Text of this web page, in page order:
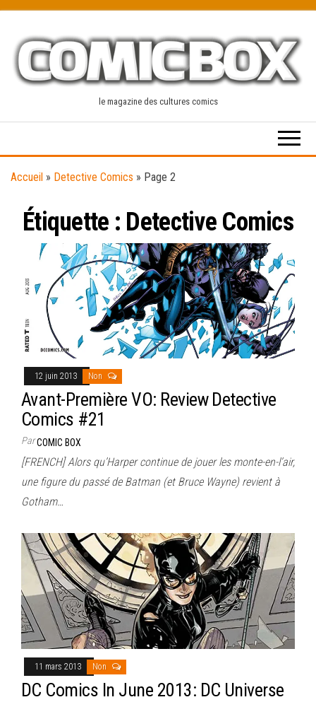
content
le magazine des cultures comics
Accueil » Detective Comics » Page 2
Étiquette : Detective Comics
12 juin 2013 Non
Avant-Première VO: Review Detective
Comics #21
ParCOMIC BOX
[FRENCH] Alors qu’Harper continue de jouer les monte-en-l’air,
une figure du passé de Batman (et Bruce Wayne) revient à
Gotham…
11 mars 2013 Non
DC Comics In June 2013: DC Universe